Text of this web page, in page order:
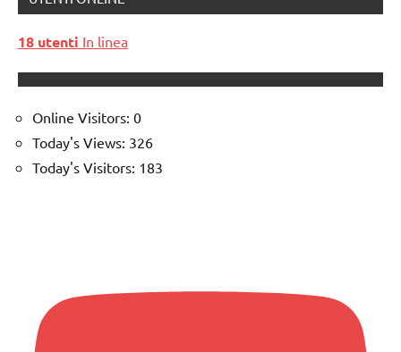
18 utenti In linea
Online Visitors: 0
Today's Views: 326
Today's Visitors: 183